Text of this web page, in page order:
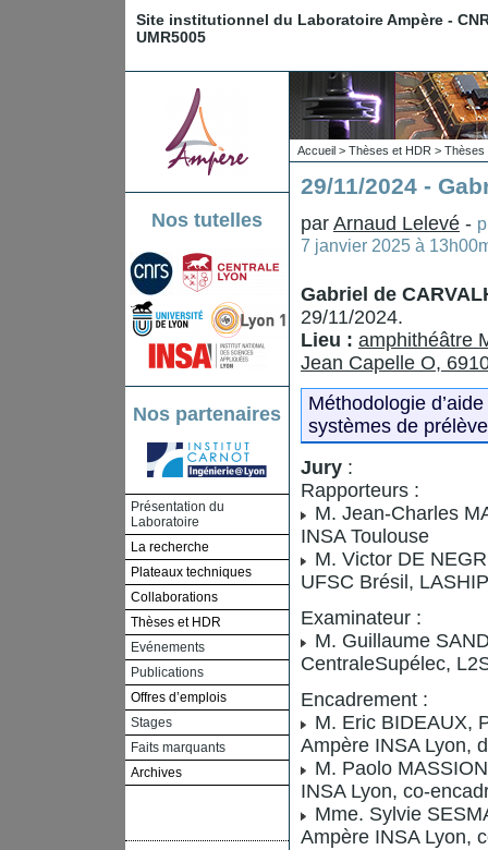
Site institutionnel du Laboratoire Ampère -
UMR5005
Nos tutelles
Nos partenaires
Présentation du
Laboratoire
La recherche
Plateaux techniques
Collaborations
Thèses et HDR
Evénements
Publications
Offres d’emplois
Stages
Faits marquants
Archives
Accueil > Thèses et HDR > Thèses
29/11/2024 -
par Arnaud Lelevé -
7 janvier 2025 à
Gabriel de
29/11/2024.
Lieu : amphithéâtre
Jean Capelle O,
Méthodologie
systèmes de
Jury :
Rapporteurs :
M. Jean-Charles
INSA Toulouse
M. Victor DE
UFSC Brésil,
Examinateur :
M. Guillaume
CentraleSupélec,
Encadrement :
M. Eric BIDEAUX,
Ampère INSA Lyon,
M. Paolo
INSA Lyon, co-
Mme. Sylvie
Ampère INSA Lyon,